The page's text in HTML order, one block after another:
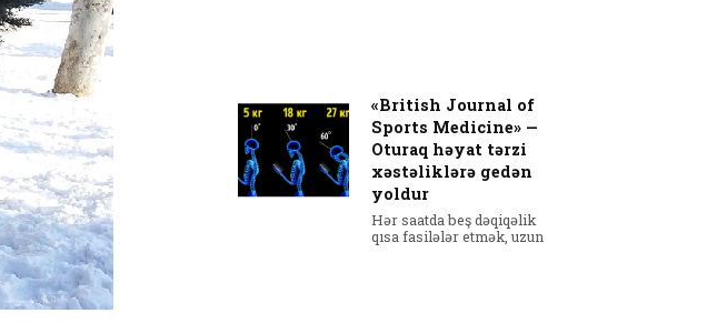
«British Journal of
Sports Medicine» —
Oturaq həyat tərzi
xəstəliklərə gedən
yoldur
Hər saatda beş dəqiqəlik
qısa fasilələr etmək, uzun